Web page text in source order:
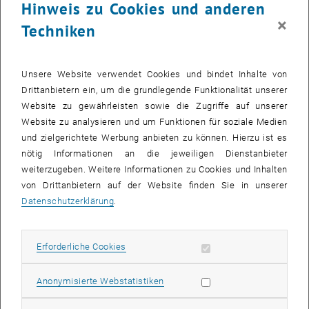
Bild
© Matthias Zessner-Spitzenberg
Exkursion Wasserwirtschaft
Der Ausflug, welcher von Julia Derx und Matthias Zessner
mitorganisiert wurde, brachte die Teilnehmer*innen in verschiedene,
Hinweis zu Cookies und anderen
Techniken
×
Unsere Website verwendet Cookies und bindet Inhalte von
Drittanbietern ein, um die grundlegende Funktionalität unserer
Website zu gewährleisten sowie die Zugriffe auf unserer
Website zu analysieren und um Funktionen für soziale Medien
und zielgerichtete Werbung anbieten zu können. Hierzu ist es
nötig Informationen an die jeweiligen Dienstanbieter
weiterzugeben. Weitere Informationen zu Cookies und Inhalten
von Drittanbietern auf der Website finden Sie in unserer
Datenschutzerklärung
Erforderliche Cookies Erforderliche Cookies zulassen
Anonymisierte WebstatistikenStatistik Cookies zulassen